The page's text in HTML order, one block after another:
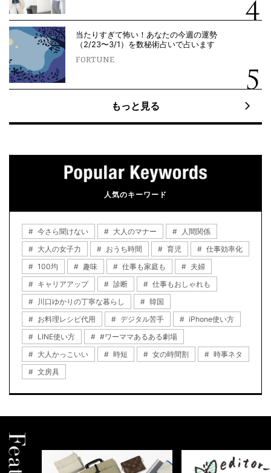
当たりすぎて怖い！あなたの今週の運勢
（2/23〜3/1）を数秘術占いで占います
FORTUNE
もっと見る
人気のキーワード
今さら聞けない 大人のマナー
人間関係
大人の女子力
おうち時間 育児
仕事効率化
100均
趣味 仕事も家庭も
夫婦
キャリアアップ
診断
仕事もおしゃれも
川口ゆかりの丁寧な暮らし
韓国
お料理レシピ代用
デジタル苦手
iPhone使い方
LINE使い方
#ワーママあるある劇場
大人かっこいい
時短 女の時間割
時事ネタ
文房具